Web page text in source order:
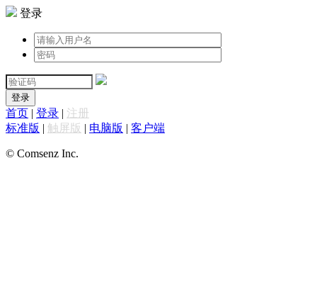
登录
登录
首页 | 登录 | 注册
标准版 | 触屏版 | 电脑版 | 客户端
© Comsenz Inc.